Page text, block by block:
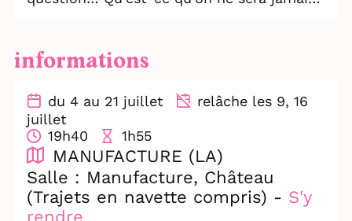
JIMMY est le vrai récit d’un jeune homme
qui a emprunté plus de 500 identités
gain, mais simplement, dit-il, "pour être
aimé." Se déploie alors le récit d’un
imposteur qui va progressivement se
mettre à douter de l’imposture des autres.
On nous avait prévenu : c’est une histoire
vraie. Et elle est à peine croyable.
Le travail chorégraphique de la compagnie,
informations
du 4 au 21 juillet
relâche les 9, 16
juillet
19h40
1h55
MANUFACTURE (LA)
Salle : Manufacture, Château
(Trajets en navette compris) - S'y
rendre